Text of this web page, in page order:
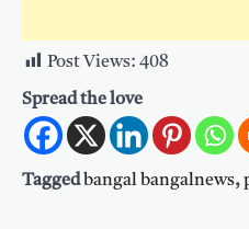
Post Views: 408
Spread the love
Tagged bangal bangalnews,